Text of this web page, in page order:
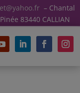
– Chantal
83440 CALLIAN